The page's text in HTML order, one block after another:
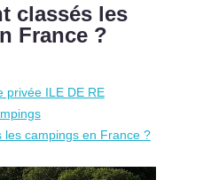
classés les
France ?
privée ILE DE RE
les campings en France ?